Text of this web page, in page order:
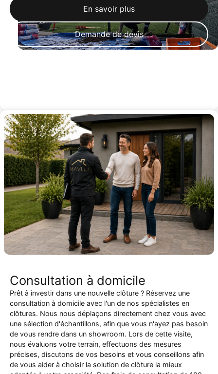
En savoir plus
Demande de devis
Consultation à domicile
Prêt à investir dans une nouvelle clôture ? Réservez une
consultation à domicile avec l'un de nos spécialistes en
clôtures. Nous nous déplaçons directement chez vous avec
une sélection d'échantillons, afin que vous n'ayez pas besoin
de vous rendre dans un showroom. Lors de cette visite,
nous évaluons votre terrain, effectuons des mesures
précises, discutons de vos besoins et vous conseillons afin
de vous aider à choisir la solution de clôture la mieux